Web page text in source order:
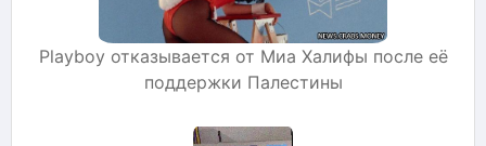
Playboy отказывается от Миа Халифы после её
поддержки Палестины